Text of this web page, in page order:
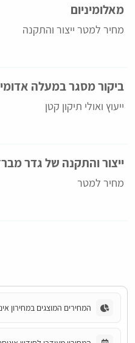
מאלומיניום
מחיר למטר ייצור והתקנה
ביקור מסגר במעלה
ייעוץ ואולי תיקון קטן
ייצור והתקנה של גדר
מחיר למטר
המחירים המוצגים במחירון